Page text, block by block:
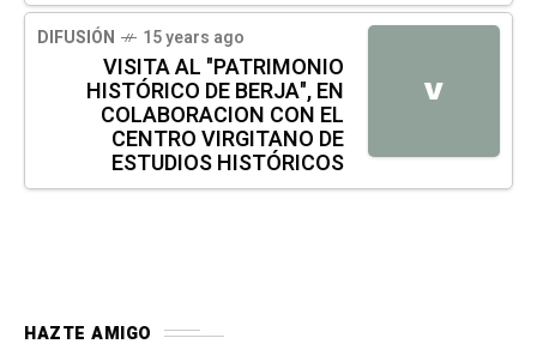
V
DIFUSIÓN 15 years ago
VISITA AL "PATRIMONIO
HISTÓRICO DE BERJA", EN
COLABORACION CON EL
CENTRO VIRGITANO DE
ESTUDIOS HISTÓRICOS
HAZTE AMIGO